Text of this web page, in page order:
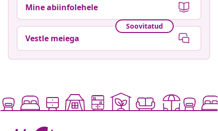
Mine abiinfolehele
Soovitatud
Vestle meiega